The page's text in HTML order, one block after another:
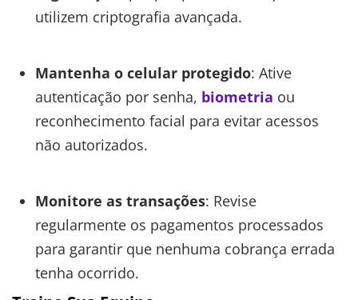
utilizem criptografia avançada.
Mantenha o celular protegido: Ative
autenticação por senha, biometria ou
reconhecimento facial para evitar acessos
não autorizados.
Monitore as transações: Revise
regularmente os pagamentos processados
para garantir que nenhuma cobrança errada
tenha ocorrido.